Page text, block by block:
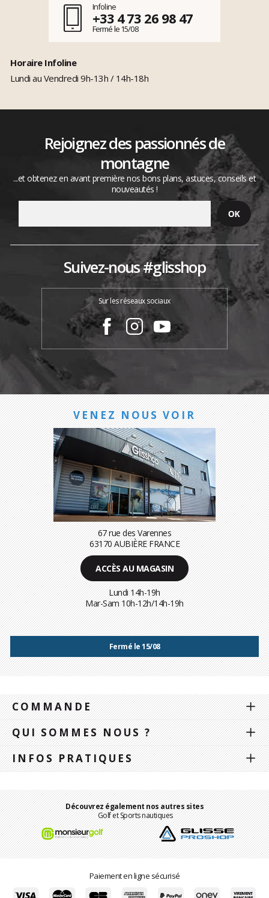
Infoline
+33 4 73 26 98 47
Fermé le 15/08
Horaire Infoline
Lundi au Vendredi 9h-13h / 14h-18h
Rejoignez des passionnés de
montagne
...et obtenez en avant première nos bons plans, astuces, conseils et
nouveautés !
Suivez-nous #glisshop
Sur les réseaux sociaux
VENEZ NOUS VOIR
67 rue des Varennes
63170 AUBIÈRE FRANCE
ACCÈS AU MAGASIN
Lundi 14h-19h
Mar-Sam 10h-12h/14h-19h
Fermé le 15/08
COMMANDE
QUI SOMMES NOUS ?
INFOS PRATIQUES
Découvrez également nos autres sites
Golf et Sports nautiques
Paiement en ligne sécurisé